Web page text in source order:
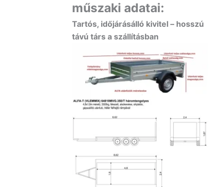
műszaki adatai:
Tartós, időjárásálló kivitel – hosszú
távú társ a szállításban